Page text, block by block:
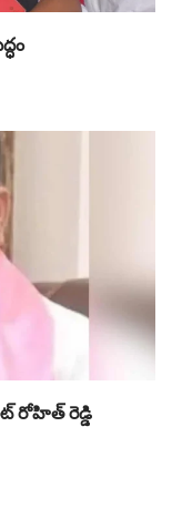
రోహిత్ రెడ్డి